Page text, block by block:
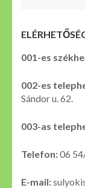
001-es
002-es
Sándor u. 62.
003-as
Telefon:06
E-mail: